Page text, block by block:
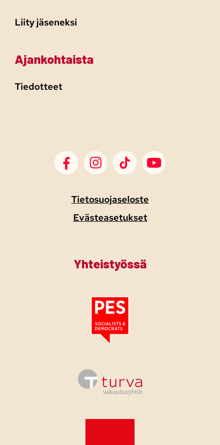
Liity jäseneksi
Ajankohtaista
Tiedotteet
SDP Facebook
SDP Instagram
SDP TikTokSDP Youtube
Tietosuojaseloste
Evästeasetukset
Yhteistyössä
Tutustu PES:n periaatejulistukseen